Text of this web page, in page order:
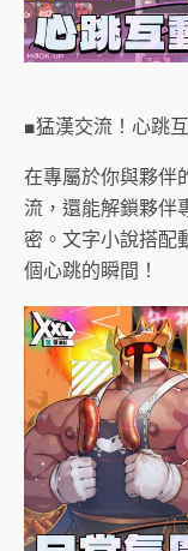
■猛漢交流！心跳
在專屬於你與夥伴
流，還能解鎖夥伴
密。文字小說搭配
個心跳的瞬間！